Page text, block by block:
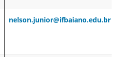
nelson.junior@ifbaiano.edu.br